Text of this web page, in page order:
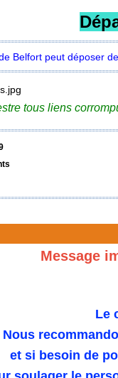
D
Belfort peut déposer
tous liens
Message
Le
Nous
et si besoin de